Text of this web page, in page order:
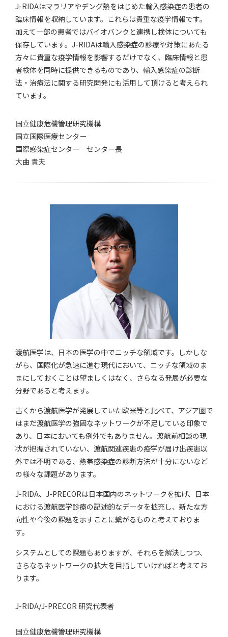
J-RIDAはマラリアやデング熱をはじめた輸入感染症の患者の
臨床情報を収納しています。これらは貴重な疫学情報です。
加えて一部の患者ではバイオバンクと連携し検体についても
保存しています。J-RIDAは輸入感染症の診療や対策にあたる
方々に貴重な疫学情報を影響するだけでなく、臨床情報と患
者検体を同時に提供できるものであり、輸入感染症の診断
法・治療法に関する研究開発にも活用して頂けると考えられ
ています。
国立健康危機管理研究機構
国立国際医療センター
国際感染症センター センター長
大曲 貴夫
渡航医学は、日本の医学の中でニッチな領域です。しかしな
がら、国際化が急速に進む現代において、ニッチな領域のま
まにしておくことは望ましくはなく、さらなる発展が必要な
分野であると考えます。
古くから渡航医学が発展していた欧米等と比べて、アジア圏で
はまだ渡航医学の強固なネットワークが不足している印象で
あり、日本においても例外でもありません。渡航前相談の現
状が把握されていない、渡航関連疾患の疫学が届け出疾患以
外では不明である、熱帯感染症の診断方法が十分にないなど
の様々な課題があります。
J-RIDA、J-PRECORは日本国内のネットワークを拡げ、日本
における渡航医学診療の記述的なデータを拡充し、新たな方
向性や今後の課題を示すことに繋がるものと考えておりま
す。
システムとしての課題もありますが、それらを解決しつつ、
さらなるネットワークの拡大を目指していければと考えてお
ります。
J-RIDA/J-PRECOR 研究代表者
国立健康危機管理研究機構